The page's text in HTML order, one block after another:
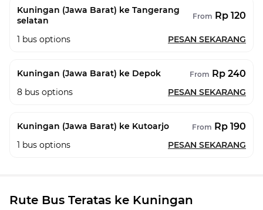
Kuningan (Jawa Barat) ke Tangerang
selatan
From Rp 120
1 bus options PESAN SEKARANG
Kuningan (Jawa Barat) ke Depok From Rp 240
8 bus options PESAN SEKARANG
Kuningan (Jawa Barat) ke Kutoarjo From Rp 190
1 bus options PESAN SEKARANG
Rute Bus Teratas ke Kuningan